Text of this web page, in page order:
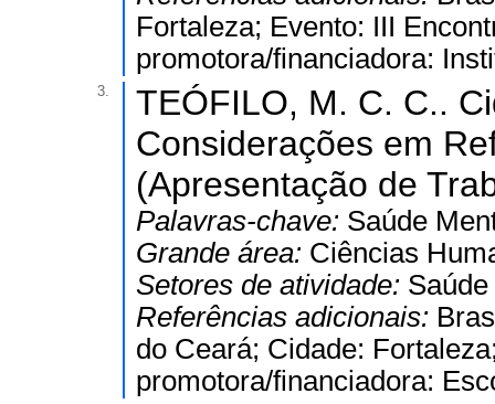
Fortaleza; Evento: III
promotora/financiadora:
3.
TEÓFILO, M. C. C..
Considerações em
(Apresentação de
Palavras-chave: Saúde
Grande área: Ciências
Setores de atividade:
Referências adicionais:
do Ceará; Cidade:
promotora/financiadora: